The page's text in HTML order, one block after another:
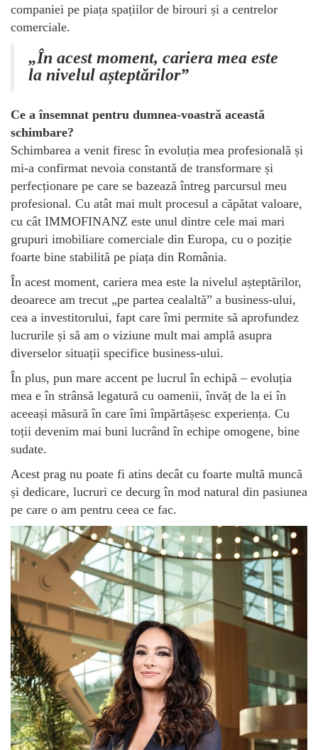
companiei pe piața spațiilor de birouri și a centrelor
comerciale.
„În acest moment, cariera mea este
la nivelul așteptărilor”
Ce a însemnat pentru dumnea-voastră această
schimbare?
Schimbarea a venit firesc în evoluția mea profesională și
mi-a confirmat nevoia constantă de transformare și
perfecționare pe care se bazează întreg parcursul meu
profesional. Cu atât mai mult procesul a căpătat valoare,
cu cât IMMOFINANZ este unul dintre cele mai mari
grupuri imobiliare comerciale din Europa, cu o poziție
foarte bine stabilită pe piața din România.
În acest moment, cariera mea este la nivelul așteptărilor,
deoarece am trecut „pe partea cealaltă” a business-ului,
cea a investitorului, fapt care îmi permite să aprofundez
lucrurile și să am o viziune mult mai amplă asupra
diverselor situații specifice business-ului.
În plus, pun mare accent pe lucrul în echipă – evoluția
mea e în strânsă legatură cu oamenii, învăț de la ei în
aceeași măsură în care îmi împărtășesc experiența. Cu
toții devenim mai buni lucrând în echipe omogene, bine
sudate.
Acest prag nu poate fi atins decât cu foarte multă muncă
și dedicare, lucruri ce decurg în mod natural din pasiunea
pe care o am pentru ceea ce fac.